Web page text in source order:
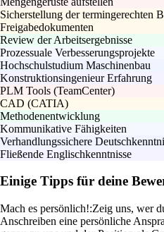
Sicherstellung der termingerechten
Freigabedokumenten
Review der Arbeitsergebnisse
Prozessuale Verbesserungsprojekte
Hochschulstudium Maschinenbau
Konstruktionsingenieur Erfahrung
PLM Tools (TeamCenter)
CAD (CATIA)
Methodenentwicklung
Kommunikative Fähigkeiten
Verhandlungssichere
Fließende Englischkenntnisse
Einige Tipps für deine
Mach es persönlich!:Zeig uns, wer
Anschreiben eine persönliche